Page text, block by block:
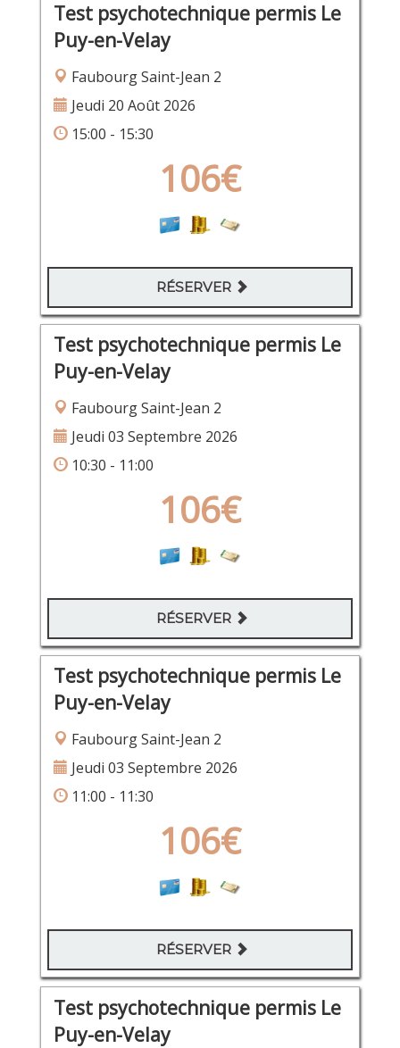
Test psychotechnique permis Le
Puy-en-Velay
Faubourg Saint-Jean 2
Jeudi 20 Août 2026
15:00 - 15:30
106€
RÉSERVER
Test psychotechnique permis Le
Puy-en-Velay
Faubourg Saint-Jean 2
Jeudi 03 Septembre 2026
10:30 - 11:00
106€
RÉSERVER
Test psychotechnique permis Le
Puy-en-Velay
Faubourg Saint-Jean 2
Jeudi 03 Septembre 2026
11:00 - 11:30
106€
RÉSERVER
Test psychotechnique permis Le
Puy-en-Velay